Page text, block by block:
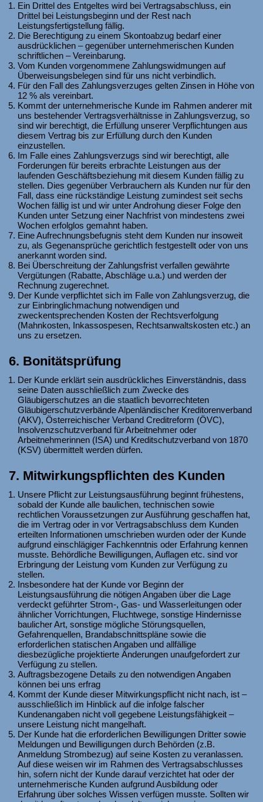
Ein Drittel des Entgeltes wird bei Vertragsabschluss, ein
Drittel bei Leistungsbeginn und der Rest nach
Leistungsfertigstellung fällig.
Die Berechtigung zu einem Skontoabzug bedarf einer
ausdrücklichen – gegenüber unternehmerischen Kunden
schriftlichen – Vereinbarung.
Vom Kunden vorgenommene Zahlungswidmungen auf
Überweisungsbelegen sind für uns nicht verbindlich.
Für den Fall des Zahlungsverzuges gelten Zinsen in Höhe von
12 % als vereinbart.
Kommt der unternehmerische Kunde im Rahmen anderer mit
uns bestehender Vertragsverhältnisse in Zahlungsverzug, so
sind wir berechtigt, die Erfüllung unserer Verpflichtungen aus
diesem Vertrag bis zur Erfüllung durch den Kunden
einzustellen.
Im Falle eines Zahlungsverzugs sind wir berechtigt, alle
Forderungen für bereits erbrachte Leistungen aus der
laufenden Geschäftsbeziehung mit diesem Kunden fällig zu
stellen. Dies gegenüber Verbrauchern als Kunden nur für den
Fall, dass eine rückständige Leistung zumindest seit sechs
Wochen fällig ist und wir unter Androhung dieser Folge den
Kunden unter Setzung einer Nachfrist von mindestens zwei
Wochen erfolglos gemahnt haben.
Eine Aufrechnungsbefugnis steht dem Kunden nur insoweit
zu, als Gegenansprüche gerichtlich festgestellt oder von uns
anerkannt worden sind.
Bei Überschreitung der Zahlungsfrist verfallen gewährte
Vergütungen (Rabatte, Abschläge u.a.) und werden der
Rechnung zugerechnet.
Der Kunde verpflichtet sich im Falle von Zahlungsverzug, die
zur Einbringlichmachung notwendigen und
zweckentsprechenden Kosten der Rechtsverfolgung
(Mahnkosten, Inkassospesen, Rechtsanwaltskosten etc.) an
uns zu ersetzen.
6. Bonitätsprüfung
Der Kunde erklärt sein ausdrückliches Einverständnis, dass
seine Daten ausschließlich zum Zwecke des
Gläubigerschutzes an die staatlich bevorrechteten
Gläubigerschutzverbände Alpenländischer Kreditorenverband
(AKV), Österreichischer Verband Creditreform (ÖVC),
Insolvenzschutzverband für Arbeitnehmer oder
Arbeitnehmerinnen (ISA) und Kreditschutzverband von 1870
(KSV) übermittelt werden dürfen.
7. Mitwirkungspflichten des Kunden
Unsere Pflicht zur Leistungsausführung beginnt frühestens,
sobald der Kunde alle baulichen, technischen sowie
rechtlichen Voraussetzungen zur Ausführung geschaffen hat,
die im Vertrag oder in vor Vertragsabschluss dem Kunden
erteilten Informationen umschrieben wurden oder der Kunde
aufgrund einschlägiger Fachkenntnis oder Erfahrung kennen
musste. Behördliche Bewilligungen, Auflagen etc. sind vor
Erbringung der Leistung vom Kunden zur Verfügung zu
stellen.
Insbesondere hat der Kunde vor Beginn der
Leistungsausführung die nötigen Angaben über die Lage
verdeckt geführter Strom-, Gas- und Wasserleitungen oder
ähnlicher Vorrichtungen, Fluchtwege, sonstige Hindernisse
baulicher Art, sonstige mögliche Störungsquellen,
Gefahrenquellen, Brandabschnittspläne sowie die
erforderlichen statischen Angaben und allfällige
diesbezügliche projektierte Änderungen unaufgefordert zur
Verfügung zu stellen.
Auftragsbezogene Details zu den notwendigen Angaben
können bei uns erfrag
Kommt der Kunde dieser Mitwirkungspflicht nicht nach, ist –
ausschließlich im Hinblick auf die infolge falscher
Kundenangaben nicht voll gegebene Leistungsfähigkeit –
unsere Leistung nicht mangelhaft.
Der Kunde hat die erforderlichen Bewilligungen Dritter sowie
Meldungen und Bewilligungen durch Behörden (z.B.
Anmeldung Strombezug) auf seine Kosten zu veranlassen.
Auf diese weisen wir im Rahmen des Vertragsabschlusses
hin, sofern nicht der Kunde darauf verzichtet hat oder der
unternehmerische Kunden aufgrund Ausbildung oder
Erfahrung über solches Wissen verfügen musste. Sollten wir